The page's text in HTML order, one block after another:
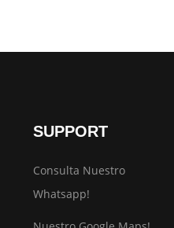
SUPPORT
Consulta Nuestro
Whatsapp!